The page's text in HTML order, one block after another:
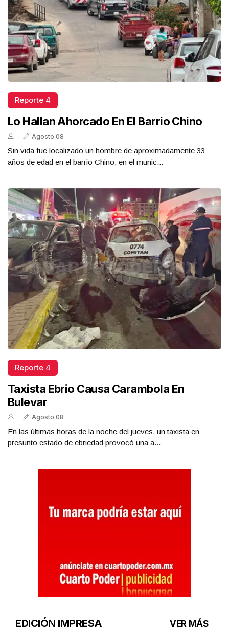
Reporte 4
Lo Hallan Ahorcado En El Barrio Chino
Agosto 08
Sin vida fue localizado un hombre de aproximadamente 33
años de edad en el barrio Chino, en el munic...
Reporte 4
Taxista Ebrio Causa Carambola En
Bulevar
Agosto 08
En las últimas horas de la noche del jueves, un taxista en
presunto estado de ebriedad provocó una a...
EDICIÓN IMPRESA VER MÁS